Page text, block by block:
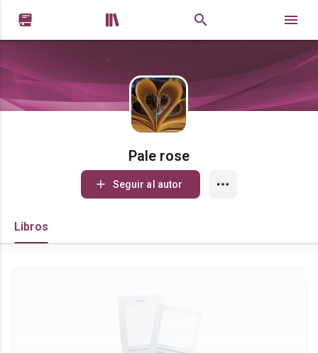
 
Pale rose
Seguir al autor
Libros